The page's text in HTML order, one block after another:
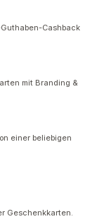
Cashback
mit Branding &
einer beliebigen
Geschenkkarten.